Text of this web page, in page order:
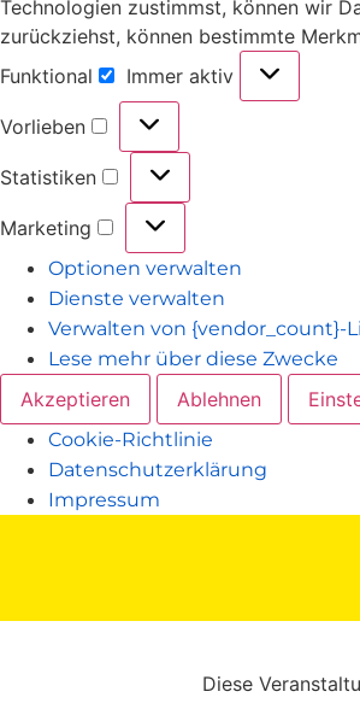
Technologien zustimmst, können wir
zurückziehst, können bestimmte
Funktional
Immer aktiv
Vorlieben
Statistiken
Marketing
Optionen verwalten
Dienste verwalten
Verwalten von {vendor_count}-
Lese mehr über diese Zwecke
Akzeptieren Ablehnen
Cookie-Richtlinie
Datenschutzerklärung
Impressum
Diese